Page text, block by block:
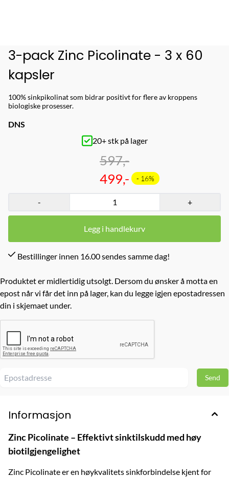
3-pack Zinc Picolinate - 3 x 60
kapsler
100% sinkpikolinat som bidrar positivt for flere av kroppens
biologiske prosesser.
DNS
20+ stk på lager
499,-
597,-
- 16%
- +
Legg i handlekurv
Bestillinger innen 16.00 sendes samme dag!
Produktet er midlertidig utsolgt. Dersom du ønsker å motta en
epost når vi får det inn på lager, kan du legge igjen epostadressen
din i skjemaet under.
Informasjon
Zinc Picolinate – Effektivt sinktilskudd med høy
biotilgjengelighet
Zinc Picolinate er en høykvalitets sinkforbindelse kjent for